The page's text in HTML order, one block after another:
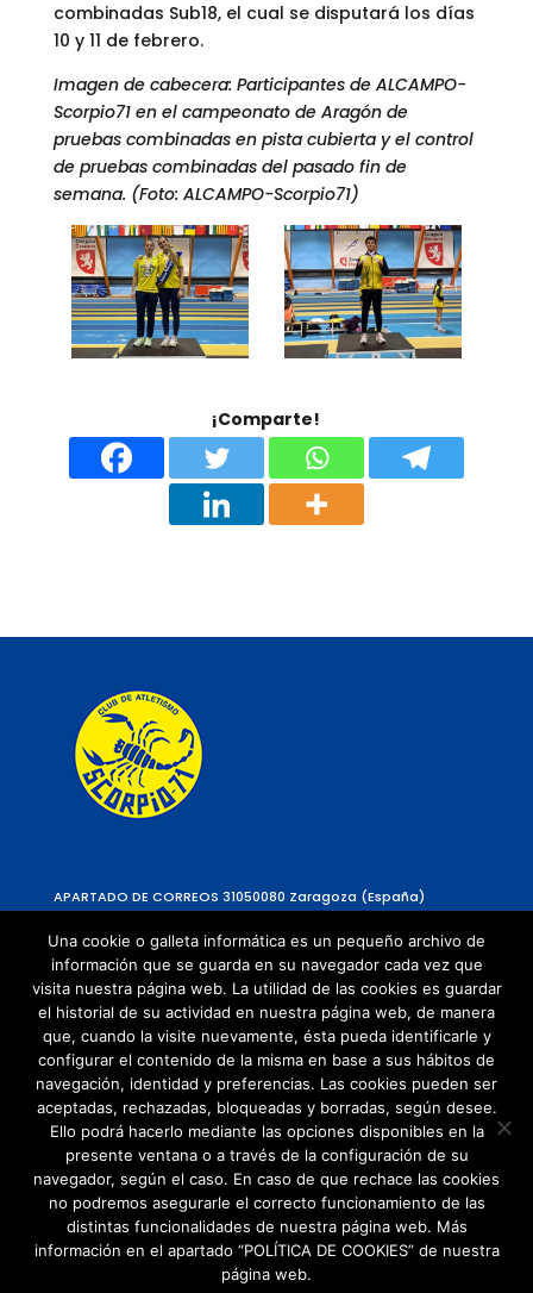
combinadas Sub18, el cual se disputará los días
10 y 11 de febrero.
Imagen de cabecera: Participantes de ALCAMPO-
Scorpio71 en el campeonato de Aragón de
pruebas combinadas en pista cubierta y el control
de pruebas combinadas del pasado fin de
semana. (Foto: ALCAMPO-Scorpio71)
¡Comparte!
APARTADO DE CORREOS 31050080 Zaragoza (España)
Política de Privacidad
Política de cookies
© Copyright 2021 | Todos los Derechos
Una cookie o galleta informática es un pequeño archivo de
información que se guarda en su navegador cada vez que
visita nuestra página web. La utilidad de las cookies es guardar
el historial de su actividad en nuestra página web, de manera
que, cuando la visite nuevamente, ésta pueda identificarle y
configurar el contenido de la misma en base a sus hábitos de
navegación, identidad y preferencias. Las cookies pueden ser
aceptadas, rechazadas, bloqueadas y borradas, según desee.
Ello podrá hacerlo mediante las opciones disponibles en la
presente ventana o a través de la configuración de su
navegador, según el caso. En caso de que rechace las cookies
no podremos asegurarle el correcto funcionamiento de las
distintas funcionalidades de nuestra página web. Más
información en el apartado “POLÍTICA DE COOKIES” de nuestra
página web.